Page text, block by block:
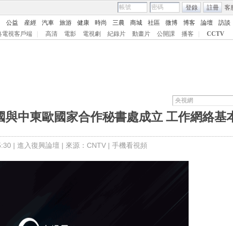
客
登錄 註冊
公益 産經 汽車 旅游 健康 時尚 三農 商城 社區 微博 博客 論壇 訪談
電視客戶端 高清 電影 電視劇 紀錄片 動畫片 公開課 播客 CCTV
中東歐國家合作秘書處成立 工作網絡基
| 進入復興論壇 | 來源：CNTV | 手機看視頻